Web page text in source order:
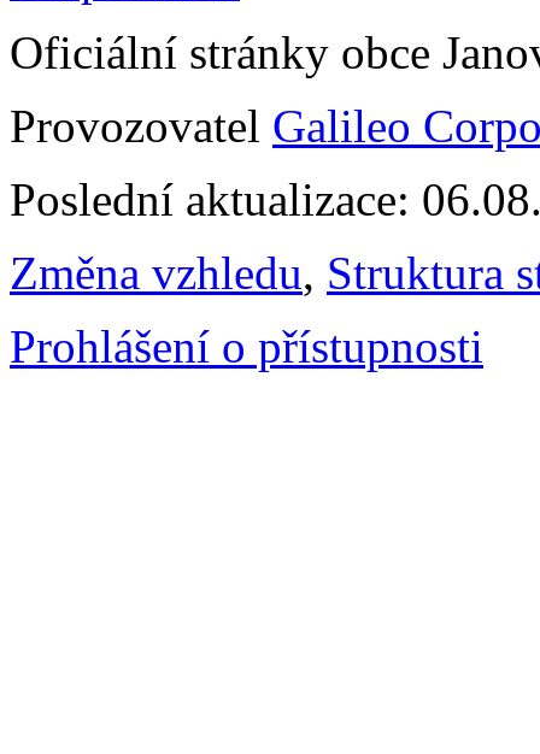
Oficiální stránky obce
Provozovatel Galileo
Poslední aktualizace:
Změna vzhledu, Struktura
Prohlášení o přístupnosti